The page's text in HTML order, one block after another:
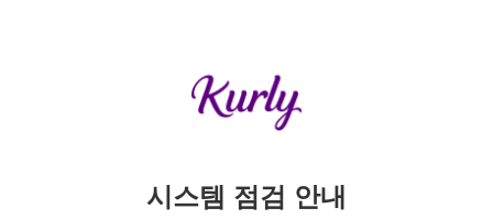
시스템 점검 안내